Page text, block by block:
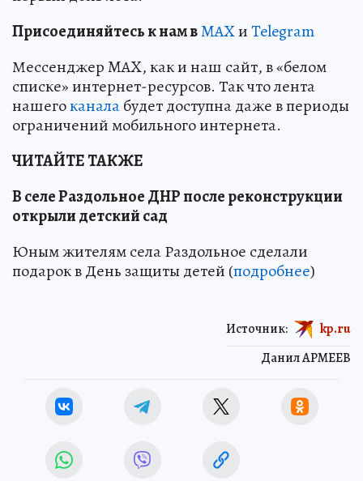
Присоединяйтесь к нам вMAXиTelegram
Мессенджер MAX, как и наш сайт, в «белом
списке» интернет-ресурсов. Так что лента
нашегоканалабудет доступна даже в периоды
ограничений мобильного интернета.
ЧИТАЙТЕ ТАКЖЕ
В селе Раздольное ДНР после реконструкции
открыли детский сад
Юным жителям села Раздольное сделали
подарок в День защиты детей (подробнее)
Данил АРМЕЕВ
Источник: kp.ru